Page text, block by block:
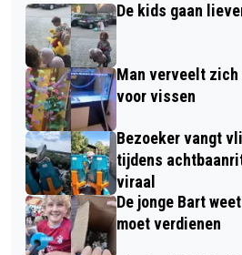
De kids gaan
Man verveelt zich
voor vissen
Bezoeker vangt
tijdens
viraal
De jonge Bart
moet verdienen